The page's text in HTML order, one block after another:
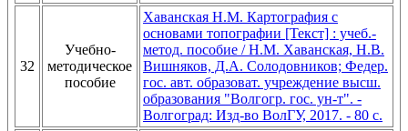
32
Учебно-
методическое
пособие
Хаванская Н.М. Картография с
основами топографии [Текст] : учеб.-
метод. пособие / Н.М. Хаванская, Н.В.
Вишняков, Д.А. Солодовников; Федер.
гос. авт. образоват. учреждение высш.
образования "Волгогр. гос. ун-т". -
Волгоград: Изд-во ВолГУ, 2017. - 80 с.